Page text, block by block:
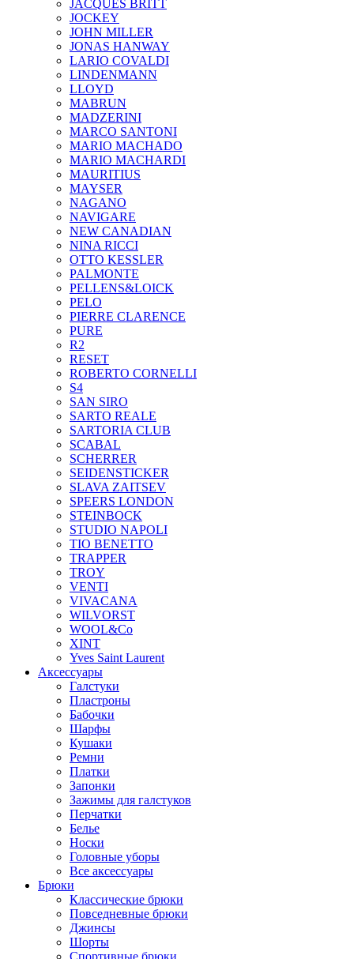
JAСQUES BRITT
JOCKEY
JOHN MILLER
JONAS HANWAY
LARIO COVALDI
LINDENMANN
LLOYD
MABRUN
MADZERINI
MARCO SANTONI
MARIO MACHADO
MARIO MACHARDI
MAURITIUS
MAYSER
NAGANO
NAVIGARE
NEW CANADIAN
NINA RICCI
OTTO KESSLER
PALMONTE
PELLENS&LOICK
PELO
PIERRE CLARENCE
PURE
R2
RESET
ROBERTO CORNELLI
S4
SAN SIRO
SARTO REALE
SARTORIA CLUB
SCABAL
SCHERRER
SEIDENSTICKER
SLAVA ZAITSEV
SPEERS LONDON
STEINBOCK
STUDIO NAPOLI
TIO BENETTO
TRAPPER
TROY
VENTI
VIVACANA
WILVORST
WOOL&Co
XINT
Yves Saint Laurent
Аксессуары
Галстуки
Пластроны
Бабочки
Шарфы
Кушаки
Ремни
Платки
Запонки
Зажимы для галстуков
Перчатки
Белье
Носки
Головные уборы
Все аксессуары
Брюки
Классические брюки
Повседневные брюки
Джинсы
Шорты
Спортивные брюки